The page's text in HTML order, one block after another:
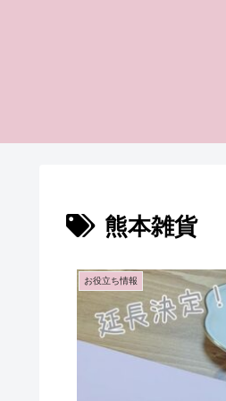
熊本雑貨
お役立ち情報